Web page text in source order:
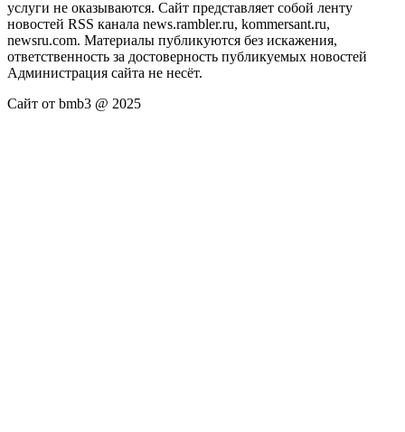
услуги не оказываются. Сайт представляет собой ленту
новостей RSS канала news.rambler.ru, kommersant.ru,
newsru.com. Материалы публикуются без искажения,
ответственность за достоверность публикуемых новостей
Администрация сайта не несёт.
Сайт от bmb3 @ 2025